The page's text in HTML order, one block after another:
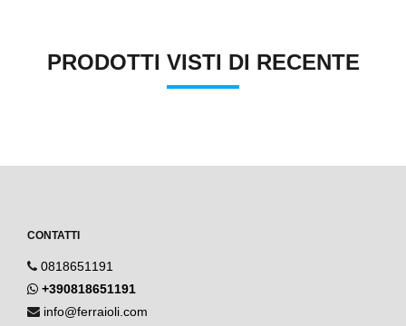
PRODOTTI VISTI DI RECENTE
CONTATTI
0818651191
+390818651191
info@ferraioli.com